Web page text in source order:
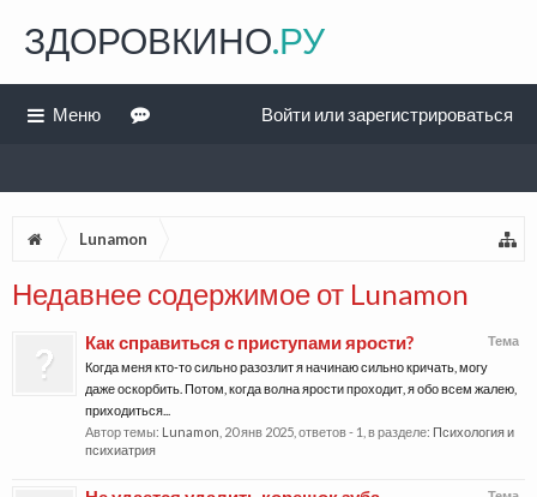
Lunamon
Недавнее содержимое от Lunamon
Тема
Как справиться с приступами ярости?
Когда меня кто-то сильно разозлит я начинаю сильно кричать, могу
даже оскорбить. Потом, когда волна ярости проходит, я обо всем жалею,
приходиться...
Автор темы: Lunamon 20 янв 2025 , ответов - 1, в разделе: Психология и
психиатрия
ЗДОРОВКИНО.РУ
Меню Войти или зарегистрироваться